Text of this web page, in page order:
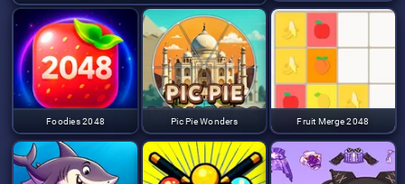
Foodies 2048 Pic Pie Wonders Fruit Merge 2048